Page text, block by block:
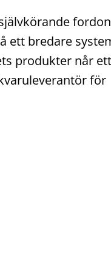
ett bredare
produkter når
för